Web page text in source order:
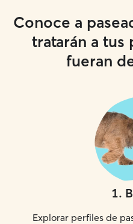
Conoce a
tratarán a tus
fueran
1.
Explorar perfiles de